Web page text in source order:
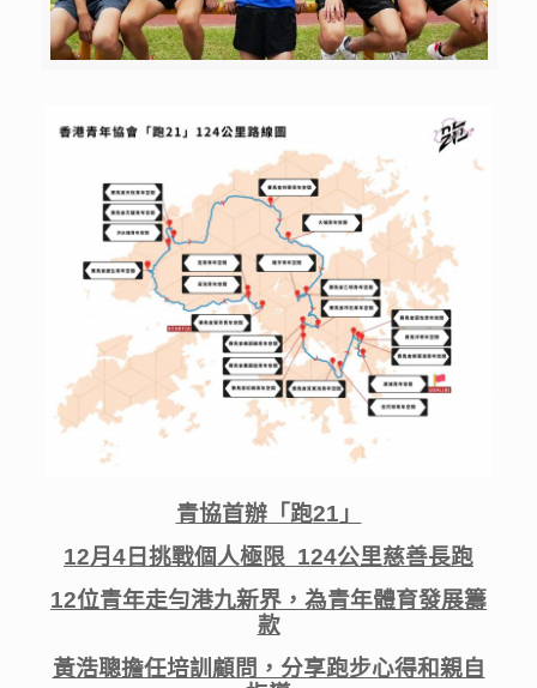
青協首辦「跑21 」
12月 4 日挑戰個人極限 124公里慈善長跑
12位青年走勻港九新界，為青年體育發展籌
款
黃浩聰擔任培訓顧問，分享跑步心得和親自